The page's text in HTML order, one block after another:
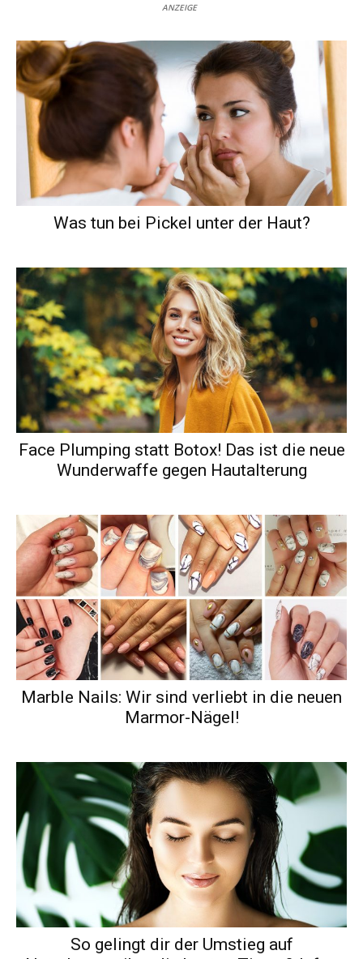
ANZEIGE
Was tun bei Pickel unter der Haut?
Face Plumping statt Botox! Das ist die neue
Wunderwaffe gegen Hautalterung
Marble Nails: Wir sind verliebt in die neuen
Marmor-Nägel!
So gelingt dir der Umstieg auf